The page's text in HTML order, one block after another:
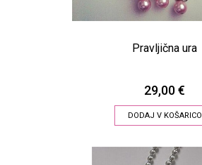
Pravljična ura
29,00 €
DODAJ V KOŠARICO